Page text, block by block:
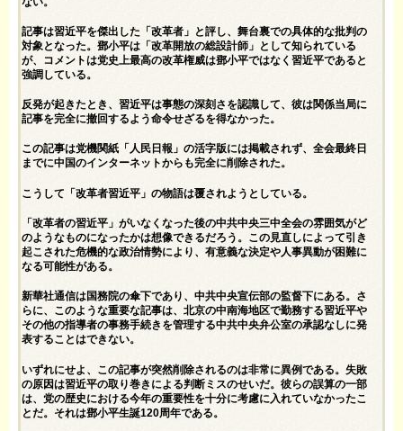
記事は習近平を傑出した「改革者」と評し、舞台裏での具体的な批判の
対象となった。鄧小平は「改革開放の総設計師」として知られている
が、コメントは党史上最高の改革権威は鄧小平ではなく習近平であると
強調している。
反発が起きたとき、習近平は事態の深刻さを認識して、彼は関係当局に
記事を完全に撤回するよう命令せざるを得なかった。
この記事は党機関紙「人民日報」の活字版には掲載されず、全会最終日
までに中国のインターネットからも完全に削除された。
こうして「改革者習近平」の物語は覆されようとしている。
「改革者の習近平」がいなくなった後の中共中央三中全会の雰囲気がど
のようなものになったかは想像できるだろう。この見直しによって引き
起こされた危機的な政治情勢により、有意義な決定や人事異動が困難に
なる可能性がある。
新華社通信は国務院の傘下であり、中共中央宣伝部の監督下にある。さ
らに、このような重要な記事は、北京の中南海地区で勤務する習近平や
その他の指導者の事務手続きを管理する中共中央弁公室の承認なしに発
表することはできない。
いずれにせよ、この記事が突然削除されるのは非常に異例である。失敗
の原因は習近平の取り巻きによる判断ミスのせいだ。彼らの誤算の一部
は、党の歴史における今年の重要性を十分に考慮に入れていなかったこ
とだ。それは鄧小平生誕120周年である。